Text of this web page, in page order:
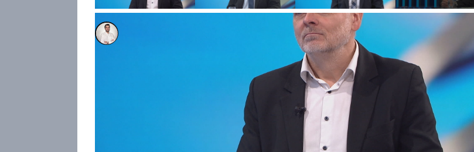
Petr Šilhán
16. čvn 2025, 14:25
Miroslav Kalousek si musí rvát vlasy, protože kdyby si založil svou
stranu, voliče by v současné době rýžoval neskutečným způsobem. V
pořadu K věci na CNN Prima NEWS to řekl komentátor MF Dnes
Miroslav Korecký. Podle něj v pravicoví voliči ODS aktuálně nemají
žádnou alternativu, kam by mohli „utéct“.